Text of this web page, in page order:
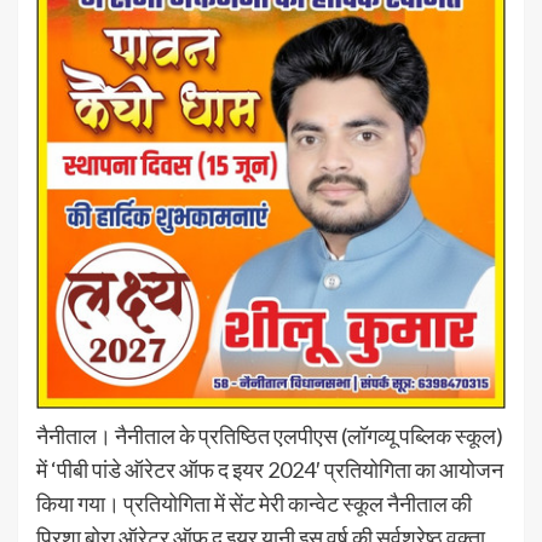
नैनीताल। नैनीताल के प्रतिष्ठित एलपीएस (लॉगव्यू पब्लिक स्कूल)
में ‘पीबी पांडे ऑरेटर ऑफ द इयर 2024′ प्रतियोगिता का आयोजन
किया गया। प्रतियोगिता में सेंट मेरी कान्वेट स्कूल नैनीताल की